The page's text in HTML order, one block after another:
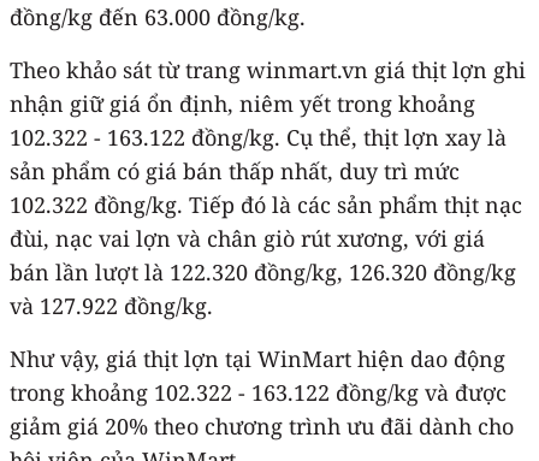
đồng/kg đến 63.000 đồng/kg.
Theo khảo sát từ trang winmart.vn giá thịt lợn ghi
nhận giữ giá ổn định, niêm yết trong khoảng
102.322 - 163.122 đồng/kg. Cụ thể, thịt lợn xay là
sản phẩm có giá bán thấp nhất, duy trì mức
102.322 đồng/kg. Tiếp đó là các sản phẩm thịt nạc
đùi, nạc vai lợn và chân giò rút xương, với giá
bán lần lượt là 122.320 đồng/kg, 126.320 đồng/kg
và 127.922 đồng/kg.
Như vậy, giá thịt lợn tại WinMart hiện dao động
trong khoảng 102.322 - 163.122 đồng/kg và được
giảm giá 20% theo chương trình ưu đãi dành cho